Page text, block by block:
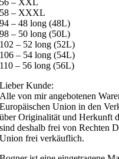
58 – XXXL
94 – 48 long (48L)
98 – 50 long (50L)
102 – 52 long (52L)
106 – 54 long (54L)
110 – 56 long (56L)
Lieber Kunde:
Alle von mir angebotenen
Europäischen Union in den
über Originalität und Herkunft
sind deshalb frei von Rechten
Union frei verkäuflich.